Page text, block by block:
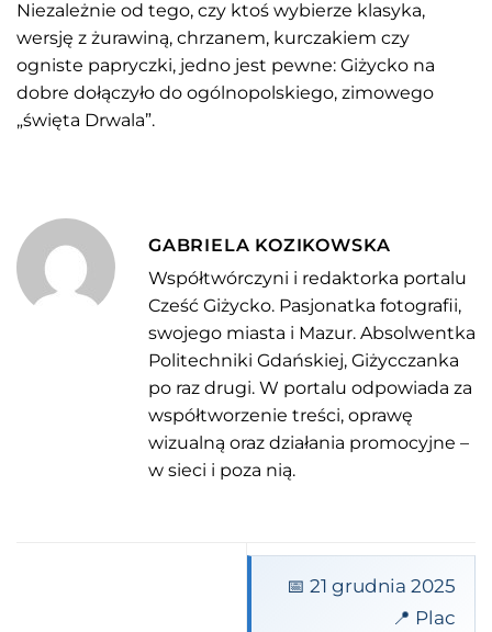
Niezależnie od tego, czy ktoś wybierze klasyka,
wersję z żurawiną, chrzanem, kurczakiem czy
ogniste papryczki, jedno jest pewne: Giżycko na
dobre dołączyło do ogólnopolskiego, zimowego
„święta Drwala”.
GABRIELA KOZIKOWSKA
Współtwórczyni i redaktorka portalu
Cześć Giżycko. Pasjonatka fotografii,
swojego miasta i Mazur. Absolwentka
Politechniki Gdańskiej, Giżycczanka
po raz drugi. W portalu odpowiada za
współtworzenie treści, oprawę
wizualną oraz działania promocyjne –
w sieci i poza nią.
📅 21 grudnia 2025
📍 Plac